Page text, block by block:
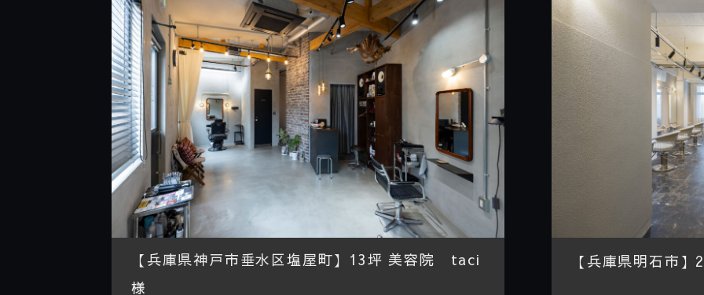
【兵庫県神戸市垂水区塩屋町】13坪 美容院 taci
様
【兵庫県明石市